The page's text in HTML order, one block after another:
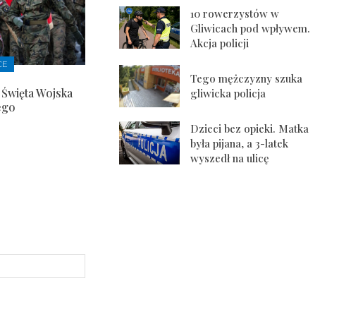
Wojska
Internetowa:
10 rowerzystów w
Gliwicach pod wpływem.
Akcja policji
Tego mężczyzny szuka
gliwicka policja
Dzieci bez opieki. Matka
była pijana, a 3-latek
wyszedł na ulicę